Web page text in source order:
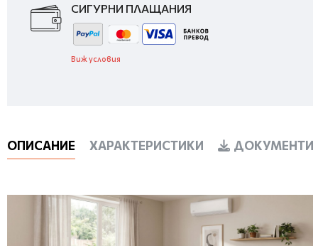
СИГУРНИ ПЛАЩАНИЯ
Виж условия
ОПИСАНИЕ ХАРАКТЕРИСТИКИ ДОКУМЕНТИ